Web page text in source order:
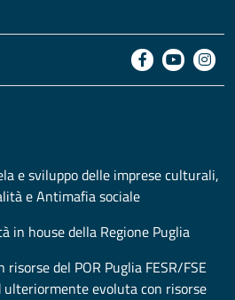
e sviluppo delle imprese culturali,
e Antimafia sociale
in house della Regione Puglia
del POR Puglia FESR/FSE
evoluta con risorse